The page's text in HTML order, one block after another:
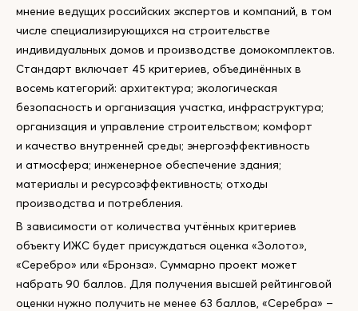
мнение ведущих российских экспертов и компаний, в том
числе специализирующихся на строительстве
индивидуальных домов и производстве домокомплектов.
Стандарт включает 45 критериев, объединённых в
восемь категорий: архитектура; экологическая
безопасность и организация участка, инфраструктура;
организация и управление строительством; комфорт
и качество внутренней среды; энергоэффективность
и атмосфера; инженерное обеспечение здания;
материалы и ресурсоэффективность; отходы
производства и потребления.
В зависимости от количества учтённых критериев
объекту ИЖС будет присуждаться оценка «Золото»,
«Серебро» или «Бронза». Суммарно проект может
набрать 90 баллов. Для получения высшей рейтинговой
оценки нужно получить не менее 63 баллов, «Серебра» –